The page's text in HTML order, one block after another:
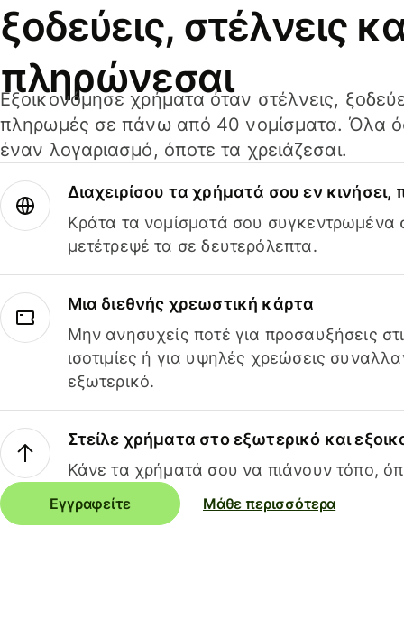
ξοδεύεις, στέλνεις
πληρώνεσαι
Εξοικονόμησε χρήματα όταν στέλνεις,
πληρωμές σε πάνω από 40 νομίσματα. Όλα
έναν λογαριασμό, όποτε τα χρειάζεσαι.
Διαχειρίσου τα χρήματά σου εν
Κράτα τα νομίσματά σου συγκεντρωμένα
μετέτρεψέ τα σε δευτερόλεπτα.
Μια διεθνής χρεωστική κάρτα
Μην ανησυχείς ποτέ για προσαυξήσεις
ισοτιμίες ή για υψηλές χρεώσεις
εξωτερικό.
Στείλε χρήματα στο εξωτερικό και
Κάνε τα χρήματά σου να πιάνουν τόπο,
Εγγραφείτε Μάθε περισσότερα